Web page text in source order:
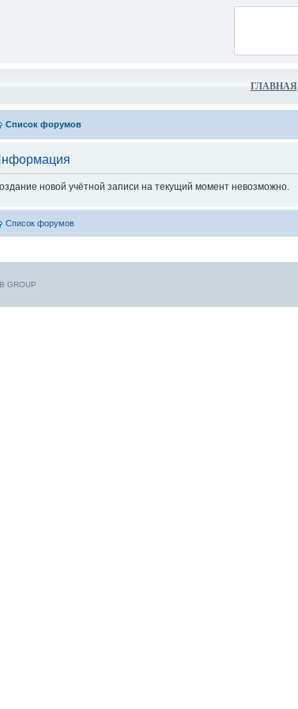
ГЛАВНАЯ
Список форумов
новой учётной записи на текущий момент невозможно.
Список форумов
GROUP